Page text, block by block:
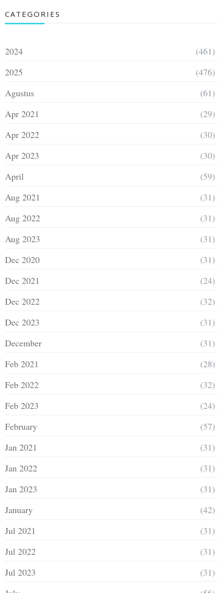
CATEGORIES
2024
(461)
2025
(476)
Agustus
(61)
Apr 2021
(29)
Apr 2022
(30)
Apr 2023
(30)
April
(59)
Aug 2021
(31)
Aug 2022
(31)
Aug 2023
(31)
Dec 2020
(31)
Dec 2021
(24)
Dec 2022
(32)
Dec 2023
(31)
December
(31)
Feb 2021
(28)
Feb 2022
(32)
Feb 2023
(24)
February
(57)
Jan 2021
(31)
Jan 2022
(31)
Jan 2023
(31)
January
(42)
Jul 2021
(31)
Jul 2022
(31)
Jul 2023
(31)